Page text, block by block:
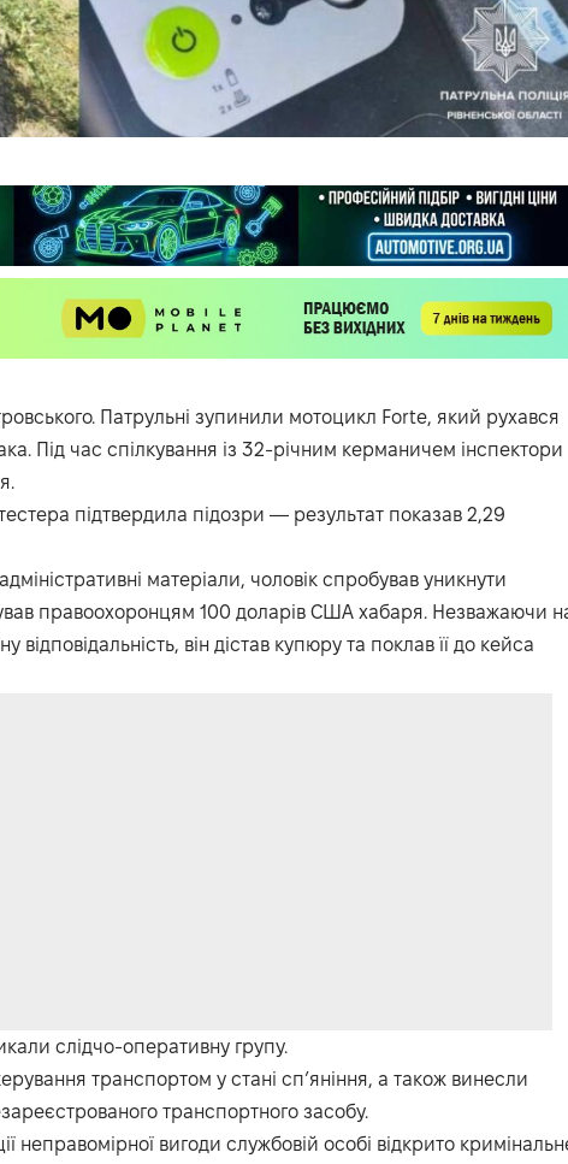
Патрульні зупинили мотоцикл Forte, який рухався
Під час спілкування із 32-річним керманичем інспектори
підтвердила підозри — результат показав 2,29
матеріали, чоловік спробував уникнути
правоохоронцям 100 доларів США хабаря. Незважаючи
він дістав купюру та поклав її до кейса
слідчо-оперативну групу.
транспортом у стані сп’яніння, а також винесли
транспортного засобу.
неправомірної вигоди службовій особі відкрито